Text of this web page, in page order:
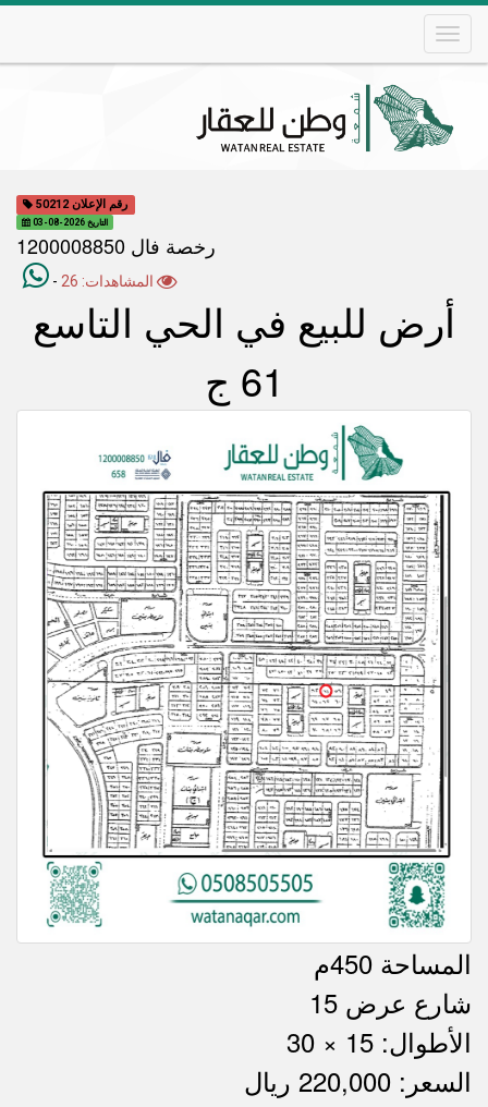
Skip
رقم الإعلان 50212
التاريخ 2026-08-03
رخصة فال 1200008850
-
أرض للبيع في الحي التاسع
61 ج
المساحة 450م
شارع عرض 15
الأطوال: 15 × 30
السعر: 220,000 ريال